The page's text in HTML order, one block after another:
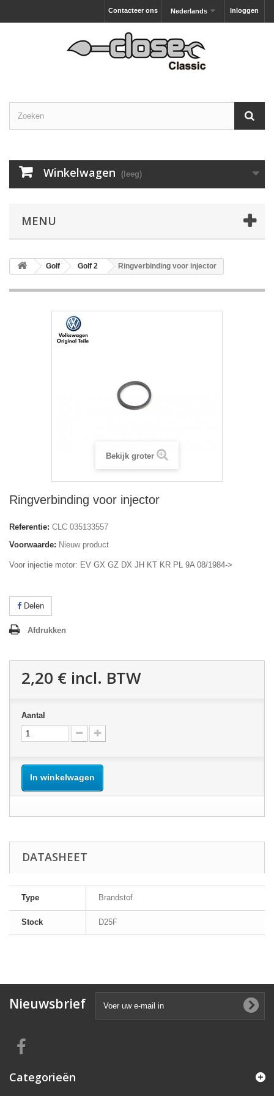
Inloggen
Nederlands
Contacteer ons
Winkelwagen (leeg)
MENU
Golf Golf 2 Ringverbinding voor injector
Bekijk groter
Ringverbinding voor injector
Referentie: CLC 035133557
Voorwaarde: Nieuw product
Voor injectie motor: EV GX GZ DX JH KT KR PL 9A 08/1984->
Delen
Afdrukken
2,20 € incl. BTW
Aantal
In winkelwagen
DATASHEET
Type Brandstof
Stock D25F
Nieuwsbrief
Categorieën